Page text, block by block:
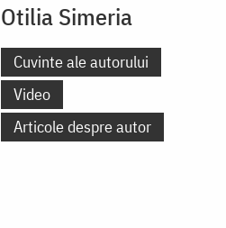
Otilia Simeria
Cuvinte ale autorului
Video
Articole despre autor